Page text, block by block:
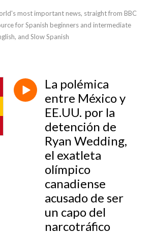
most important news, straight from BBC
for Spanish beginners and intermediate
and Slow Spanish
La polémica
entre México y
EE.UU. por la
detención de
Ryan Wedding,
el exatleta
olímpico
canadiense
acusado de ser
un capo del
narcotráfico